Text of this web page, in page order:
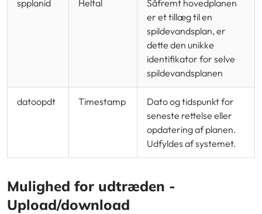
spplanid Heltal
Såfremt hovedplanen
er et tillæg til en
spildevandsplan, er
dette den unikke
identifikator for selve
spildevandsplanen
datoopdt Timestamp
Dato og tidspunkt for
seneste rettelse eller
opdatering af planen.
Udfyldes af systemet.
Mulighed for udtræden -
Upload/download